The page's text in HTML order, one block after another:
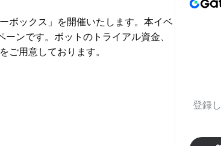
ボックス」を開催いたします。本イベ
ンです。ボットのトライアル資金、
ご用意しております。
登録